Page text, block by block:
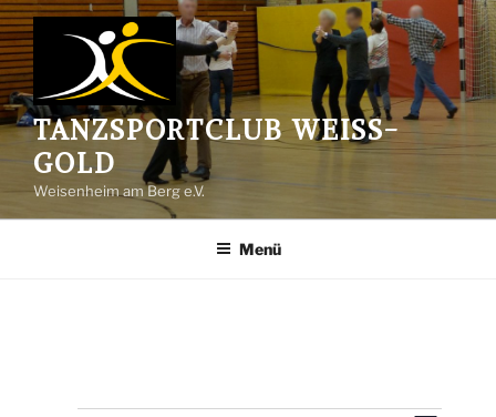
Zum
Inhalt
springen
TANZSPORTCLUB WEISS-G
OLD
Weisenheim am Berg e.V.
Menü